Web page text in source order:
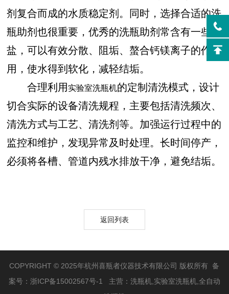
剂复合而成的水质稳定剂。同时，选择合适的洗
瓶助剂也很重要，优秀的洗瓶助剂常含有一些钠
盐，可以有效分散、阻垢、螯合钙镁离子的作
用，使水得到软化，减轻结垢。
合理利用 实验室洗瓶机的定制清洗模式，设计
切合实际的设备清洗规程，主要包括清洗频次、
清洗方式与工艺、清洗剂等。加强运行过程中的
监控和维护，发现异常及时处理。长时间停产，
必须将各槽、管道内残水排放干净，避免结垢。
返回列表
COPYRIGHT © 2025年杭州喜瓶者仪器技术有限公司 版权所有 备
案号： 浙ICP备15002567号-1
主营：洗瓶机,实验室洗瓶机,全自动